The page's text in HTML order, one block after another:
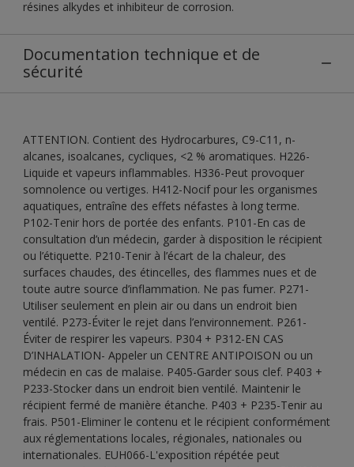
résines alkydes et inhibiteur de corrosion.
Documentation technique et de
sécurité
ATTENTION. Contient des Hydrocarbures, C9-C11, n-
alcanes, isoalcanes, cycliques, <2 % aromatiques. H226-
Liquide et vapeurs inflammables. H336-Peut provoquer
somnolence ou vertiges. H412-Nocif pour les organismes
aquatiques, entraîne des effets néfastes à long terme.
P102-Tenir hors de portée des enfants. P101-En cas de
consultation d’un médecin, garder à disposition le récipient
ou l’étiquette. P210-Tenir à l’écart de la chaleur, des
surfaces chaudes, des étincelles, des flammes nues et de
toute autre source d’inflammation. Ne pas fumer. P271-
Utiliser seulement en plein air ou dans un endroit bien
ventilé. P273-Éviter le rejet dans l’environnement. P261-
Éviter de respirer les vapeurs. P304 + P312-EN CAS
D’INHALATION- Appeler un CENTRE ANTIPOISON ou un
médecin en cas de malaise. P405-Garder sous clef. P403 +
P233-Stocker dans un endroit bien ventilé. Maintenir le
récipient fermé de manière étanche. P403 + P235-Tenir au
frais. P501-Eliminer le contenu et le récipient conformément
aux réglementations locales, régionales, nationales ou
internationales. EUH066-L'exposition répétée peut